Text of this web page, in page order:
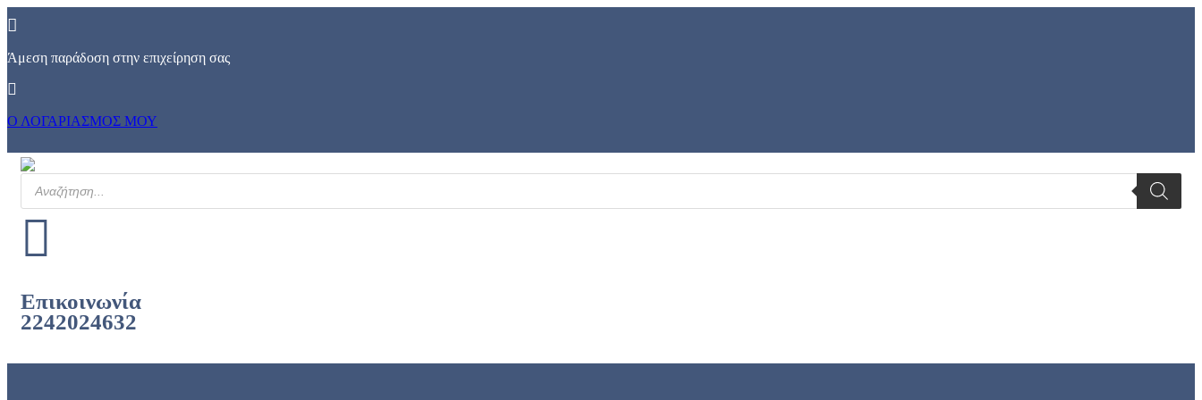
to
Άμεση παράδοση στην επιχείρηση σας
Ο ΛΟΓΑΡΙΑΣΜΟΣ ΜΟΥ
Products
search
Επικοινωνία
2242024632